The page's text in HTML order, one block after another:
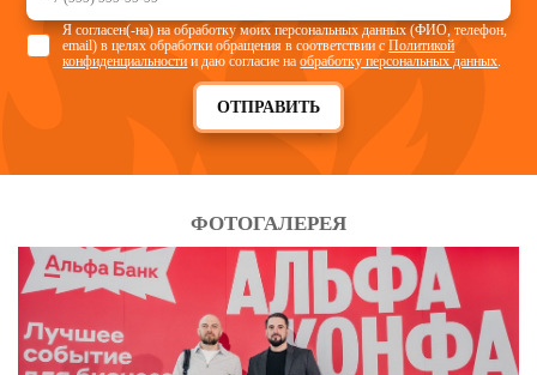
ОТПРАВИТЬ
Я согласен(-на) на обработку моих персональных данных (ФИО, телефон,
email) в целях обработки обращения в соответствии сПолитикой
конфиденциальности и даю согласие наобработку персональных данных
ФОТОГАЛЕРЕЯ